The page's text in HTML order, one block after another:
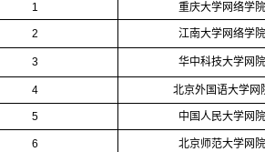
1 重庆大学网络学院
2 江南大学网络学院
3 华中科技大学网院
4 北京外国语大学网
5 中国人民大学网院
6 北京师范大学网院